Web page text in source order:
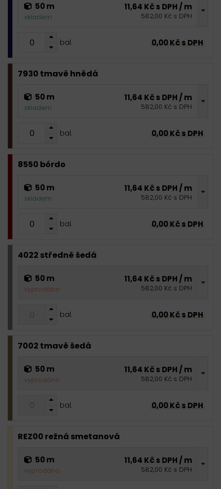
50 m
skladem
11,64 Kč s DPH / m
582,00 Kč s DPH
bal. 0,00 Kč s DPH
7930 tmavě hnědá
50 m
skladem
11,64 Kč s DPH / m
582,00 Kč s DPH
bal. 0,00 Kč s DPH
8550 bórdo
50 m
skladem
11,64 Kč s DPH / m
582,00 Kč s DPH
bal. 0,00 Kč s DPH
4022 středně šedá
50 m
vyprodáno
11,64 Kč s DPH / m
582,00 Kč s DPH
bal. 0,00 Kč s DPH
7002 tmavě šedá
50 m
vyprodáno
11,64 Kč s DPH / m
582,00 Kč s DPH
bal. 0,00 Kč s DPH
REZ00 režná smetanová
50 m
vyprodáno
11,64 Kč s DPH / m
582,00 Kč s DPH